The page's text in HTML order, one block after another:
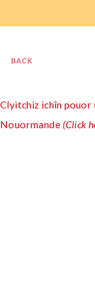
BACK
Clyitchiz ichîn pouor
Nouormande (Click